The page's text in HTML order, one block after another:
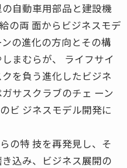
自動車用部品と建設機
の両 面からビジネスモデ
の進化の方向とその構
まむらが、 ライフサイ
を負う進化したビジネ
サスクラブのチェ ーン
ビ ジネスモデル開発に
の特 技を再発見し、そ
込み、ビジネス展開の